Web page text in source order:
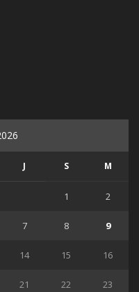
J S M
1 2
7 8 9
14 15 16
21 22 23